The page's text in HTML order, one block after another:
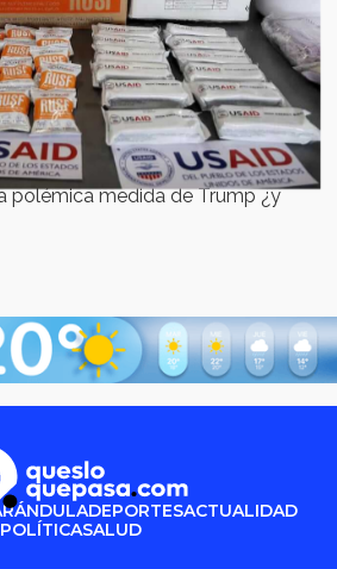
polémica medida de Trump ¿y
DEPORTESACTUALIDAD
POLÍTICASALUD